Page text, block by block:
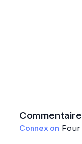
Connexion Pour